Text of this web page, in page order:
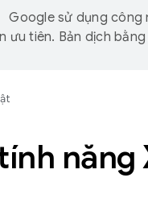
Google sử dụng công
ưu tiên. Bản dịch